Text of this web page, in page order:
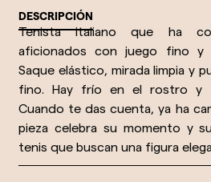
DESCRIPCIÓN
Tenista italiano que ha
aficionados con juego fino y
Saque elástico, mirada limpia y
fino. Hay frío en el rostro y
Cuando te das cuenta, ya ha
pieza celebra su momento y
tenis que buscan una figura